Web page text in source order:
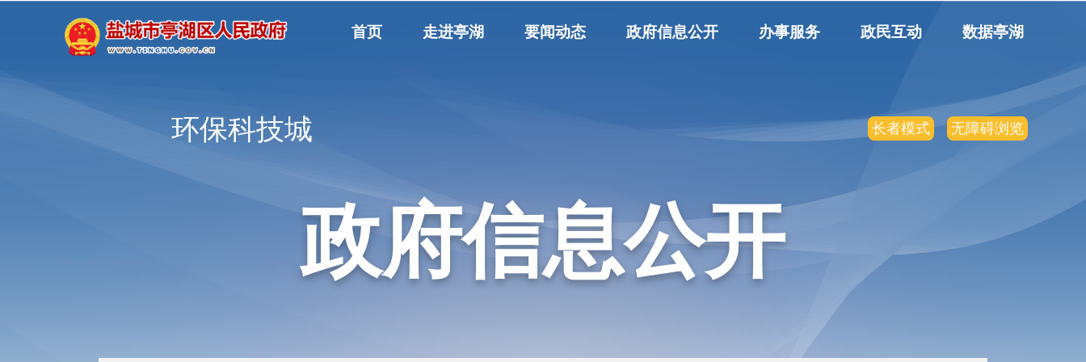
首页 走进亭湖 要闻动态 政府信息公开 办事服务 政民互动 数据亭湖
长者模式 无障碍浏览
环保科技城
政府信息公开